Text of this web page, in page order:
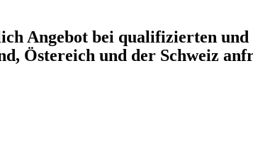
Angebot bei qualifizierten
Östereich und der Schweiz